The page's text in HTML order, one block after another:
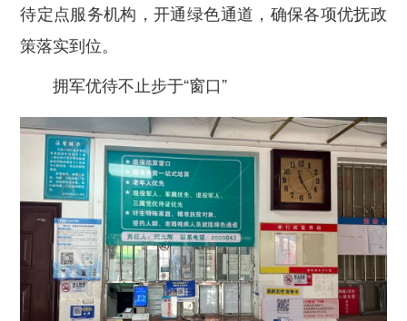
待定点服务机构，开通绿色通道， 确保各项优抚政
策落实到位。
拥军优待不止步于“窗口”